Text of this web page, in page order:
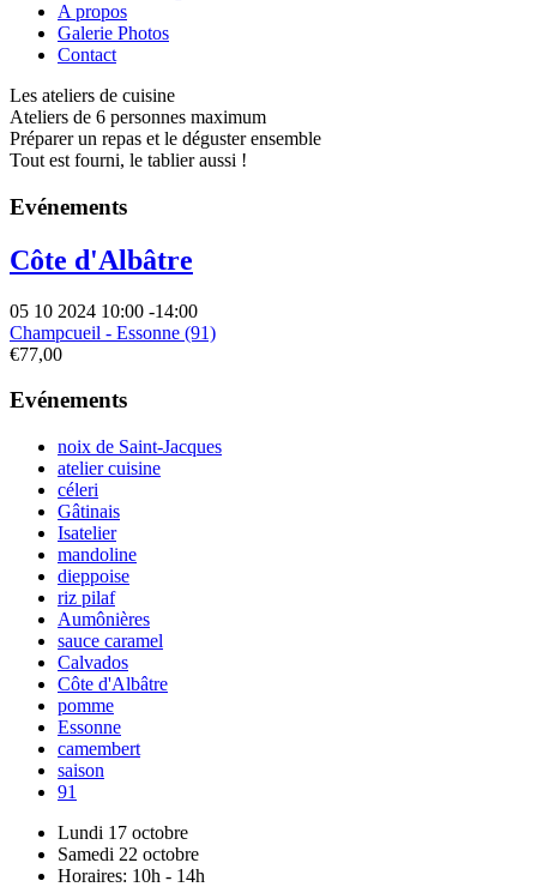
A propos
Galerie Photos
Contact
Les ateliers de cuisine
Ateliers de 6 personnes maximum
Préparer un repas et le déguster ensemble
Tout est fourni, le tablier aussi !
Evénements
Côte d'Albâtre
05 10 2024 10:00 -14:00
Champcueil - Essonne (91)
€77,00
Evénements
noix de Saint-Jacques
atelier cuisine
céleri
Gâtinais
Isatelier
mandoline
dieppoise
riz pilaf
Aumônières
sauce caramel
Calvados
Côte d'Albâtre
pomme
Essonne
camembert
saison
91
Lundi 17 octobre
Samedi 22 octobre
Horaires: 10h - 14h